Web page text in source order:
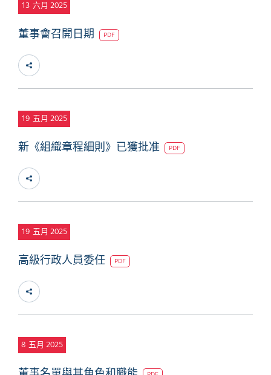
13 六月 2025
董事會召開日期 PDF
19 五月 2025
新《組織章程細則》已獲批准 PDF
19 五月 2025
高級行政人員委任 PDF
8 五月 2025